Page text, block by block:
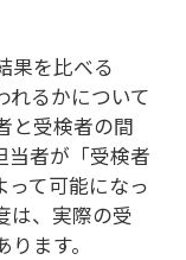
果を比べる
れるかについて
と受検者の間
当者が「受検者
って可能になっ
は、実際の受
ます。